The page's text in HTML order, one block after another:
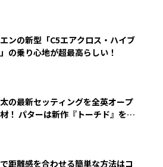
ンの新型「C5エアクロス・ハイブ
の乗り心地が超最高らしい！
の最新セッティングを全英オープ
！ パターは新作『トーチド』を投
距離感を合わせる簡単な方法はコ